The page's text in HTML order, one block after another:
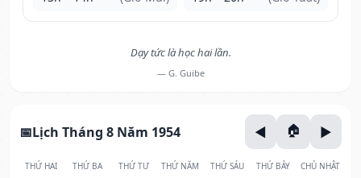
Dạy tức là học hai lần.
— G. Guibe
Lịch Tháng 8 Năm 1954
THỨ HAI THỨ BA THỨ TƯ THỨ NĂM THỨ SÁU THỨ BẢY CHỦ NHẬT